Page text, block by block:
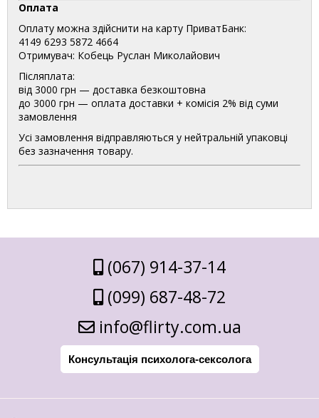
Оплата
Оплату можна здійснити на карту ПриватБанк:
4149 6293 5872 4664
Отримувач: Кобець Руслан Миколайович
Післяплата:
від 3000 грн — доставка безкоштовна
до 3000 грн — оплата доставки + комісія 2% від суми
замовлення
Усі замовлення відправляються у нейтральній упаковці
без зазначення товару.
(067) 914-37-14
(099) 687-48-72
info@flirty.com.ua
Консультація психолога-сексолога